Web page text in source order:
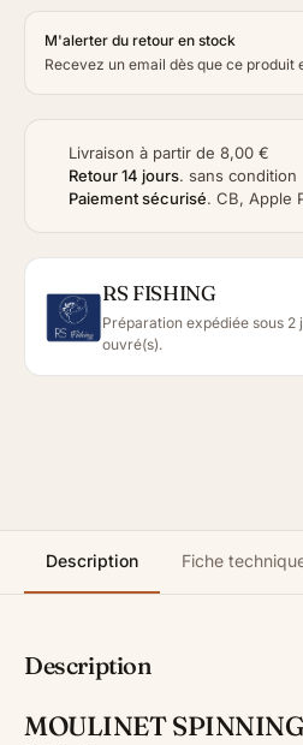
M'alerter du retour en stock
Recevez un email dès que ce produit
Livraison à partir de 8,00 €
Retour 14 jours. sans condition
Paiement sécurisé. CB, Apple
RS FISHING
Préparation expédiée sous 2 j
ouvré(s).
Description Fiche
Description
MOULINET